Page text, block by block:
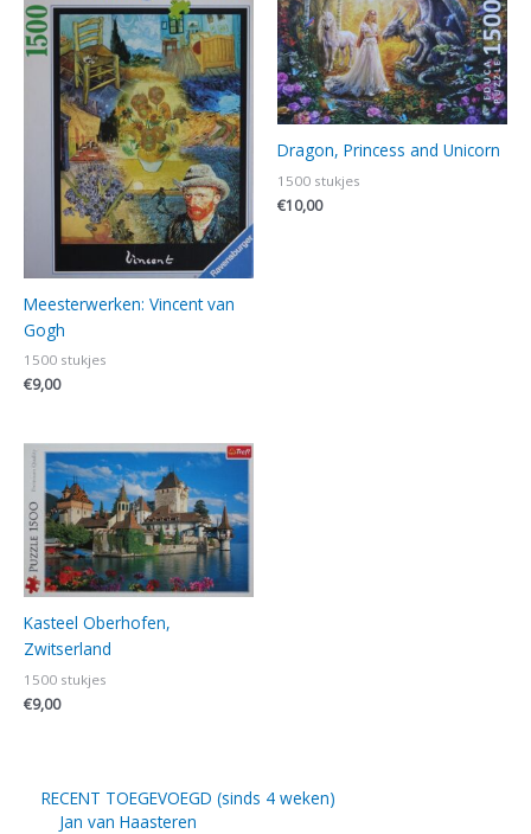
Meesterwerken: Vincent van
Gogh
1500 stukjes
€9,00
Dragon, Princess and Unicorn
1500 stukjes
€10,00
Kasteel Oberhofen,
Zwitserland
1500 stukjes
€9,00
RECENT TOEGEVOEGD (sinds 4 weken)
Jan van Haasteren